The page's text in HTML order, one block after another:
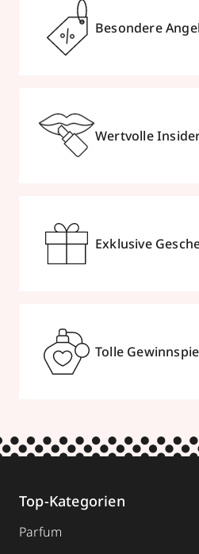
Besondere
Wertvolle
Exklusive
Tolle
Top-Kategorien
Parfum